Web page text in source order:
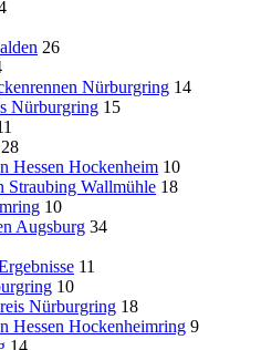
26
Nürburgring 14
Nürburgring 15
28
Hessen Hockenheim 10
Straubing Wallmühle 18
10
Augsburg 34
11
10
Nürburgring 18
Hessen Hockenheimring 9